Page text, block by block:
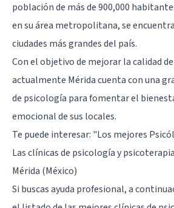
población de más de 900,000
en su área metropolitana, se
ciudades más grandes del país.
Con el objetivo de mejorar la calidad
actualmente Mérida cuenta con una
de psicología para fomentar el
emocional de sus locales.
Te puede interesar: "Los mejores
Las clínicas de psicología y
Mérida (México)
Si buscas ayuda profesional, a